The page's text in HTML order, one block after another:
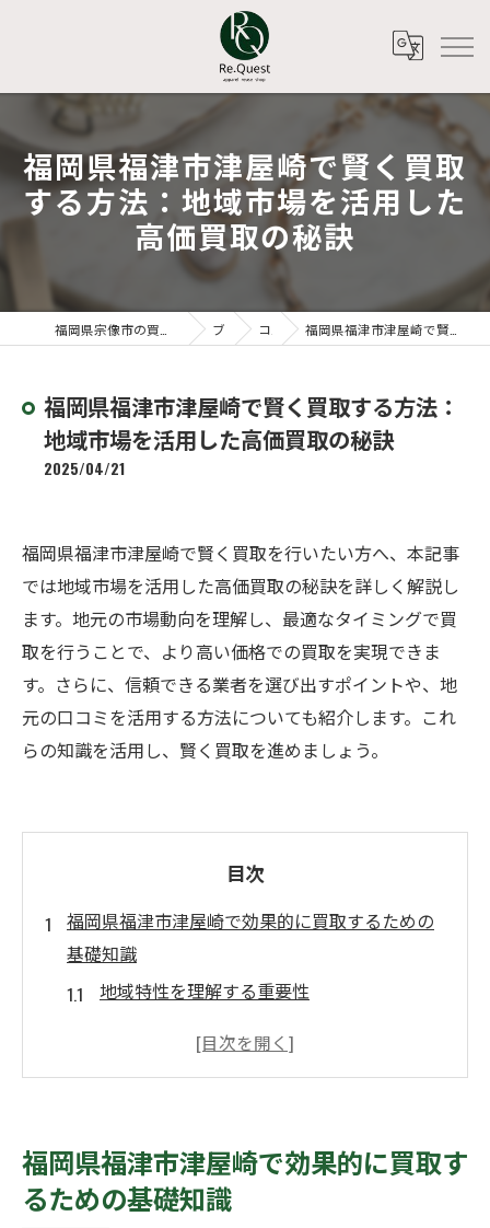
福岡県福津市津屋崎で賢く買取
する方法：地域市場を活用した
高価買取の秘訣
ブログ コラム 福岡県福津市津屋崎で賢く買取する方法：地域市場を活用した高価買取の秘訣
福岡県福津市津屋崎で賢く買取する方法：
地域市場を活用した高価買取の秘訣
2025/04/21
福岡県福津市津屋崎で賢く買取を行いたい方へ、本記事
では地域市場を活用した高価買取の秘訣を詳しく解説し
ます。地元の市場動向を理解し、最適なタイミングで買
取を行うことで、より高い価格での買取を実現できま
す。さらに、信頼できる業者を選び出すポイントや、地
元の口コミを活用する方法についても紹介します。これ
らの知識を活用し、賢く買取を進めましょう。
目次
福岡県福津市津屋崎で効果的に買取するための
基礎知識
地域特性を理解する重要性
市場価格の変動に対応する方法
買取に必要な準備と書類
地元市場を活用した高価買取の具体的なステッ
福岡県福津市津屋崎で効果的に買取す
るための基礎知識